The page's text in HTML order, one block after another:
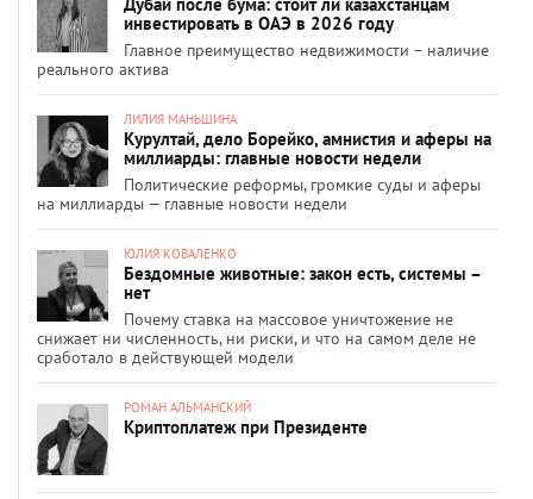
инвестировать в ОАЭ в 2026 году
Главное преимущество недвижимости – наличие
реального актива
ЛИЛИЯ МАНЬШИНА
Курултай, дело Борейко, амнистия и аферы на
миллиарды: главные новости недели
Политические реформы, громкие суды и аферы
на миллиарды — главные новости недели
ЮЛИЯ КОВАЛЕНКО
Бездомные животные: закон есть, системы –
нет
Почему ставка на массовое уничтожение не
снижает ни численность, ни риски, и что на самом деле не
сработало в действующей модели
РОМАН АЛЬМАНСКИЙ
Криптоплатеж при Президенте